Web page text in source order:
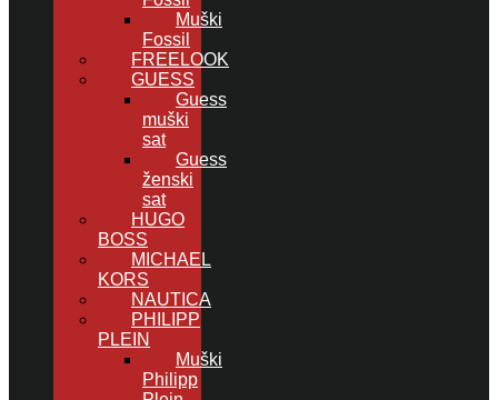
Muški
Fossil
FREELOOK
GUESS
Guess
muški
sat
Guess
ženski
sat
HUGO
BOSS
MICHAEL
KORS
NAUTICA
PHILIPP
PLEIN
Muški
Philipp